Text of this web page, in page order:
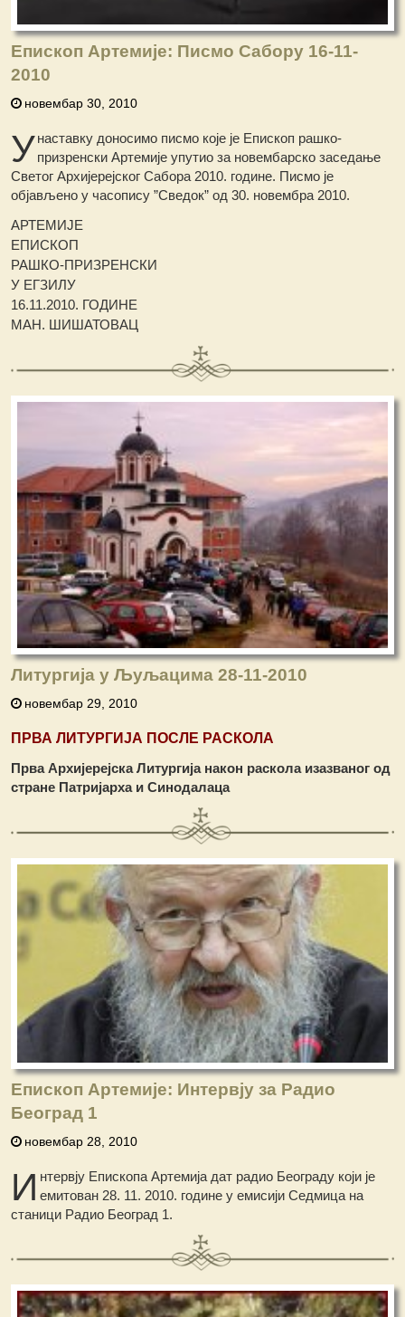
Епископ Артемије: Писмо Сабору 16-11-
2010
новембар 30, 2010
Унаставку доносимо писмо које је Епископ рашко-
призренски Артемије упутио за новембарско заседање
Светог Архијерејског Сабора 2010. године. Писмо је
објављено у часопису ”Сведок” од 30. новембра 2010.
АРТЕМИЈЕ
ЕПИСКОП
РАШКО-ПРИЗРЕНСКИ
У ЕГЗИЛУ
16.11.2010. ГОДИНЕ
МАН. ШИШАТОВАЦ
Литургија у Љуљацима 28-11-2010
новембар 29, 2010
ПРВА ЛИТУРГИЈА ПОСЛЕ РАСКОЛА
Прва Архијерејска Литургија након раскола изазваног од
стране Патријарха и Синодалаца
Епископ Артемије: Интервју за Радио
Београд 1
новембар 28, 2010
И нтервју Епископа Артемија дат радио Београду који је
емитован 28. 11. 2010. године у емисији Седмица на
станици Радио Београд 1.